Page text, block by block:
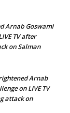
Arnab Goswami
TV after
on Salman
Arnab
on LIVE TV
attack on